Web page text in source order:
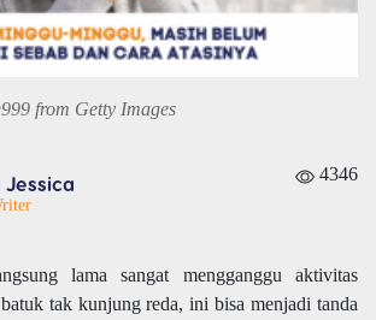
from Getty Images
Jessica 4346
lama sangat mengganggu aktivitas
tak kunjung reda, ini bisa menjadi tanda